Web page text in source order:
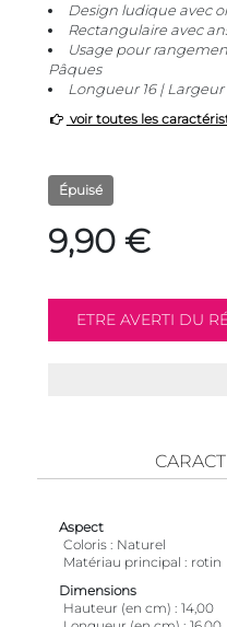
Design ludique avec
Rectangulaire avec
Usage pour
Pâques
Longueur 16 |
voir toutes les
Épuisé
9,90 €
Aspect
Coloris
Naturel
Matériau principal
rotin
Dimensions
Hauteur (en cm)
14,00